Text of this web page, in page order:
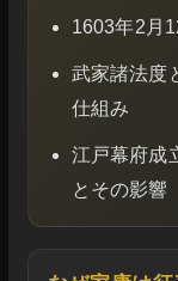
1603年2月
武家諸法度
仕組み
江戸幕府成
とその影響